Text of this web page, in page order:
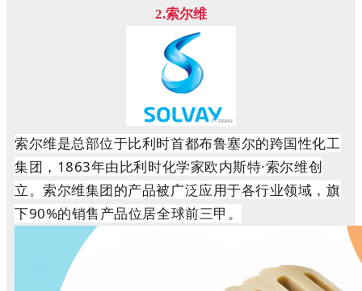
2.索尔维
索尔维是总部位于比利时首都布鲁塞尔的跨国性化工
集团，1863年由比利时化学家欧内斯特·索尔维创
立。索尔维集团的产品被广泛应用于各行业领域，旗
下90%的销售产品位居全球前三甲。